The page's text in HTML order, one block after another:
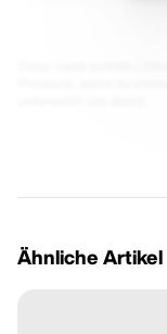
Ähnliche Artikel